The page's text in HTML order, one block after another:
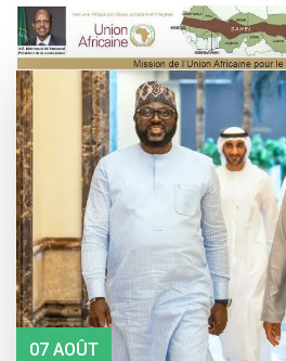
Skip
content
07 AOÛT